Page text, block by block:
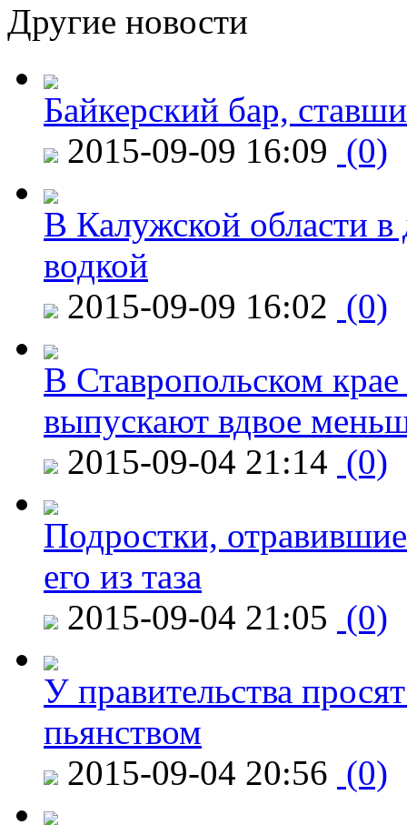
Другие новости
Байкерский бар,
2015-09-09 16:09 (0)
В Калужской области в
водкой
2015-09-09 16:02 (0)
В Ставропольском
выпускают вдвое
2015-09-04 21:14 (0)
Подростки,
его из таза
2015-09-04 21:05 (0)
У правительства
пьянством
2015-09-04 20:56 (0)